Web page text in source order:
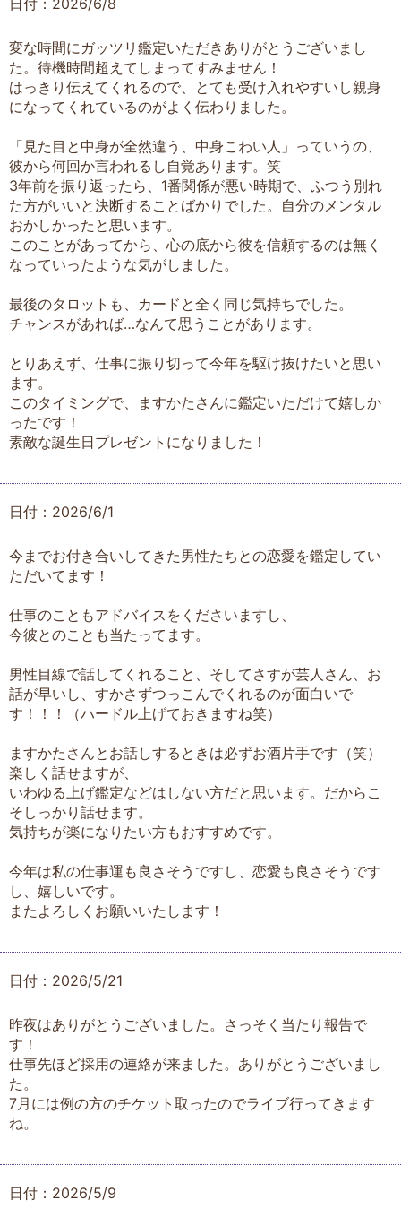
日付：2026/6/8
変な時間にガッツリ鑑定いただきありがとうございまし
た。待機時間超えてしまってすみません！
はっきり伝えてくれるので、とても受け入れやすいし親身
になってくれているのがよく伝わりました。
「見た目と中身が全然違う、中身こわい人」っていうの、
彼から何回か言われるし自覚あります。笑
3年前を振り返ったら、1番関係が悪い時期で、ふつう別れ
た方がいいと決断することばかりでした。自分のメンタル
おかしかったと思います。
このことがあってから、心の底から彼を信頼するのは無く
なっていったような気がしました。
最後のタロットも、カードと全く同じ気持ちでした。
チャンスがあれば…なんて思うことがあります。
とりあえず、仕事に振り切って今年を駆け抜けたいと思い
ます。
このタイミングで、ますかたさんに鑑定いただけて嬉しか
ったです！
素敵な誕生日プレゼントになりました！
日付：2026/6/1
今までお付き合いしてきた男性たちとの恋愛を鑑定してい
ただいてます！
仕事のこともアドバイスをくださいますし、
今彼とのことも当たってます。
男性目線で話してくれること、そしてさすが芸人さん、お
話が早いし、すかさずつっこんでくれるのが面白いで
す！！！（ハードル上げておきますね笑）
ますかたさんとお話しするときは必ずお酒片手です（笑）
楽しく話せますが、
いわゆる上げ鑑定などはしない方だと思います。だからこ
そしっかり話せます。
気持ちが楽になりたい方もおすすめです。
今年は私の仕事運も良さそうですし、恋愛も良さそうです
し、嬉しいです。
またよろしくお願いいたします！
日付：2026/5/21
昨夜はありがとうございました。さっそく当たり報告で
す！
仕事先ほど採用の連絡が来ました。ありがとうございまし
た。
7月には例の方のチケット取ったのでライブ行ってきます
ね。
日付：2026/5/9